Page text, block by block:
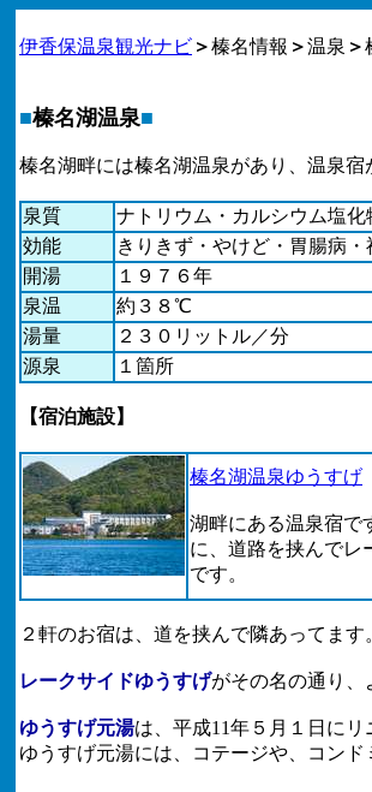
伊香保温泉観光ナビ ＞榛名情報 ＞温泉 ＞
■榛名湖温泉■
榛名湖畔には榛名湖温泉があり、温泉
泉質
ナトリウム・カルシウム塩化
効能
きりきず・やけど・胃腸病
開湯
１９７６年
泉温
約３８℃
湯量
２３０リットル／分
源泉
１箇所
【宿泊施設】
榛名湖温泉ゆうすげ
湖畔にある温泉宿で
に、道路を挟んでレ
です。
２軒のお宿は、道を挟んで隣あってま
レークサイドゆうすげがその名の通り、
ゆうすげ元湯は、平成11年５月１日に
ゆうすげ元湯には、コテージや、コン